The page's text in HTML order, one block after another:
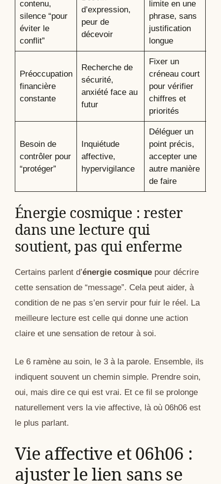
contenu,
silence “pour
éviter le
conflit”
d’expression,
peur de
décevoir
limite en une
phrase, sans
justification
longue
Préoccupation
financière
constante
Recherche de
sécurité,
anxiété face au
futur
Fixer un
créneau court
pour vérifier
chiffres et
priorités
Besoin de
contrôler pour
“protéger”
Inquiétude
affective,
hypervigilance
Déléguer un
point précis,
accepter une
autre manière
de faire
Énergie cosmique : rester
dans une lecture qui
soutient, pas qui enferme
Certains parlent d’énergie cosmique pour décrire
cette sensation de “message”. Cela peut aider, à
condition de ne pas s’en servir pour fuir le réel. La
meilleure lecture est celle qui donne une action
claire et une sensation de retour à soi.
Le 6 ramène au soin, le 3 à la parole. Ensemble, ils
indiquent souvent un chemin simple. Prendre soin,
oui, mais dire ce qui est vrai. Et ce fil se prolonge
naturellement vers la vie affective, là où 06h06 est
le plus parlant.
Vie affective et 06h06 :
ajuster le lien sans se